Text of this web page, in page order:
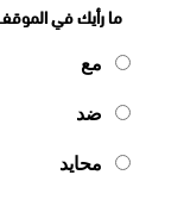
ما رأيك في
مع
ضد
محايد